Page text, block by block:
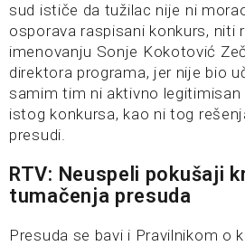
sud ističe da tužilac nije ni
osporava raspisani konkurs, niti
imenovanju Sonje Kokotović
direktora programa, jer nije bio
samim tim ni aktivno legitimisan
istog konkursa, kao ni tog
presudi.
RTV: Neuspeli pokušaji
tumačenja presuda
Presuda se bavi i Pravilnikom o